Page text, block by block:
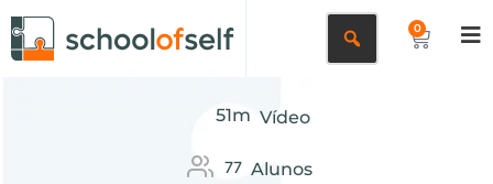
0
51m Vídeo
77 Alunos